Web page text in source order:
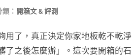
類： 開箱文 & 評測
用了，真正決定你家地板乾不乾淨
了之後怎麼辦」。這次要開箱的石